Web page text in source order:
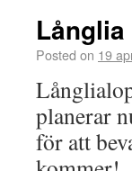
Posted on 19
planerar
för att